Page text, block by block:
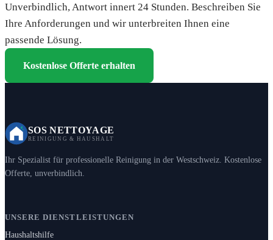
Unverbindlich, Antwort innert 24 Stunden. Beschreiben Sie
Ihre Anforderungen und wir unterbreiten Ihnen eine
passende Lösung.
Kostenlose Offerte erhalten
SOS NETTOYAGE
REINIGUNG & HAUSHALT
Ihr Spezialist für professionelle Reinigung in der Westschweiz. Kostenlose
Offerte, unverbindlich.
UNSERE DIENSTLEISTUNGEN
Haushaltshilfe